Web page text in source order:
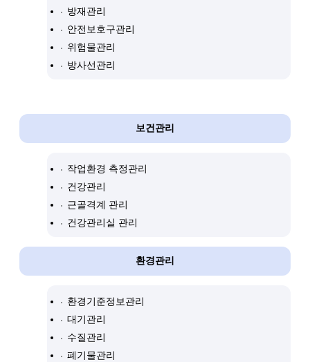
방재관리
안전보호구관리
위험물관리
방사선관리
보건관리
작업환경 측정관리
건강관리
근골격계 관리
건강관리실 관리
환경관리
환경기준정보관리
대기관리
수질관리
폐기물관리